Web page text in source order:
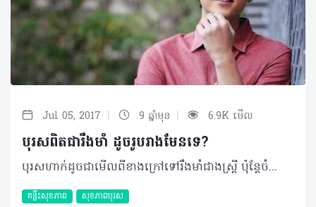
Jul 05, 2017 | 9 ឆ្នាំមុន | 6.9K មើល
បុរសពិតជារឹងមាំ ដូចរូបរាងមែនទេ?
បុរសហាក់ដូចជាមើលពីខាងក្រៅទៅរឹងមាំជាងស្រ្តី ប៉ុន្តែចំពោះបញ្ហាសុខភាពខាងក្នុងវិញ ពិតជាមិនអាចធ្វើការប្រៀបធៀបទេ ហើយទាំងនេះគឺជាហេតុផលខ្លះៗ ដែលកើតមានជាក់ស្តែង។ • ញ៉ាំលឿនពេក ឬមិនញ៉ាំតែម្តងចំពោះអាហារពេលព្រឹក ជាពិសេស ដោយសារមានលេសថាប្រញាប់ ឬការរវល់ជាដើម ហើយថែមទាំងឧស្សាហ៍ញ៉ាំអាហារ ខាងក្រៅផង កាន់តែមិនអាចធានាបាន។ • ហាក់ដូចជាប្រពៃណីរបស់បុរសៗ នៅពេលដែលជួបជុំគ្នាទៅហើយ តែផលប៉ះពាល់យូរអង្វែងរបស់គ្រឿងស្រវឹងពិតជាធ្ងន់ធ្ងរ រីឯផលប៉ះពាល់ភ្លាមៗនោះ គឺបញ្ហាគ្រោះថ្នាក់ដោយយថាហេតុផ្សេងៗ។ • ទម្លាប់មិនល្អមួយចំនួន ដូចជាការជួបជុំដល់យប់ៗ ការមើលបាល់ដាច់យប់ លេងហ្គេម ក៏ដូចជាបញ្ហាទំនួលខុសត្រូវមួយចំនួន ដូចជាការងារ ការសិក្សា និងគ្រួសារ សុទ្ធតែធ្វើឲ្យជះឥទ្ធិពលដល់ការបែងចែកពេលវេលាសម្រាប់សម្រាករបស់គេយ៉ាងខ្លាំង។ • ដោយសារការចាត់ទុកថាការងារផ្ទះមិនមែនជាបន្ទុករបស់ខ្លួន ឬក៏មមាញឹកនឹងការងារផ្សេងៗ ធ្វើឲ្យបុរសភាគច្រើនសុខចិត្តបន្សាំនឹងការរស់នៅមិនសូវ មានអនាម័យ ដែលអាចឲ្យប្រឈមនឹងជំងឺយ៉ាងងាយ។ • សកម្មភាពនេះហាក់មានការកាត់បន្ថយជាច្រើន តែក៏មិនទាំងស្រុង ចំពោះមនុស្សប្រុសពិសេសវ័យចំណាស់បន្តិច ដោយមានលេសថា​ពិបាកផ្តាច់ ឬក៏ក្មេងទើបនឹងធំមួយចំនួន ដែលចង់ចេះ ចង់ដឹង ដែលពួកគេទាំងនេះសុទ្ធតែប្រឈមមុខនឹងហានិភ័យនៃជំងឺធ្ងន់ធ្ងរជាច្រើន។ • មិនខ្លាចនឹងប្រថុយថាន ជាធម្មជាតិរបស់បុរសជាច្រើន ហើយរួមផ្សំនឹងការមិនអើពើនឹងបញ្ហាសុខភាពបន្តិចបន្តួចរបស់ខ្លួនផង ធ្វើឲ្យប្រឈមមុខនឹងបញ្ហា​ នៅពេលក្រោយយ៉ាងងាយ។ ©2017 រក្សាសិទ្ធិគ្រប់យ៉ាង​ដោយ Health Time Corporation ចំពោះគ្រប់អត្ថបទដោយគ្មានផ្នែកណាមួយត្រូវបោះពុម្ពផ្សាយចូល ប្រព័ន្ធអ៊ីនធឺណែត ឧបករណ៍អេឡិចត្រូនិក អាត់ជាសំឡេងឬថតចំលងគ្រប់រូបភាពដោយគ្មានការអនុញ្ញាតឡើយ។
គន្លឹះសុខភាព សុខភាពបុរស